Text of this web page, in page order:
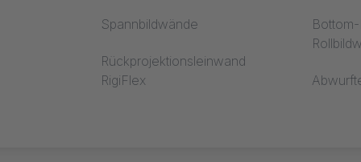
Spannbildwände
Rückprojektionsleinwand
RigiFlex